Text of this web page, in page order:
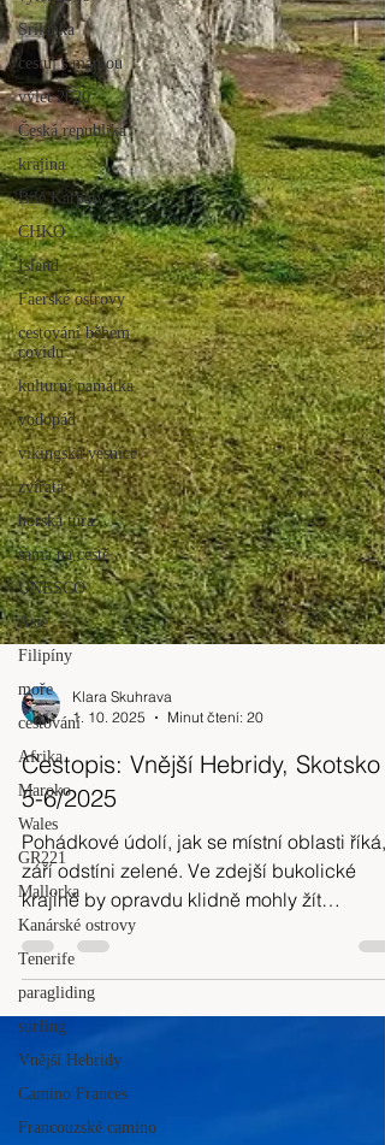
Srílanka
cestuj s mámou
výlet 2020
Česká republika
krajina
Bílé Karpaty
CHKO
Island
Faerské ostrovy
cestování během
covidu
kulturní památka
vodopád
vikingská vesnice
zvířata
horská túra
sama na cestě
UNESCO
Asie
Filipíny
moře
cestování
Afrika
Maroko
Wales
GR221
Mallorka
Kanárské ostrovy
Tenerife
paragliding
surfing
Vnější Hebridy
Camino Frances
Francouzské camino
1. 10. 2025
Minut čtení: 20
Cestopis: Vnější Hebridy, Skotsko
5-6/2025
Pohádkové údolí, jak se místní oblasti říká,
září odstíni zelené. Ve zdejší bukolické
krajině by opravdu klidně mohly žít
pohádkové víly. Jen kdyby je tu každý den
nerušilo tolik turistů.